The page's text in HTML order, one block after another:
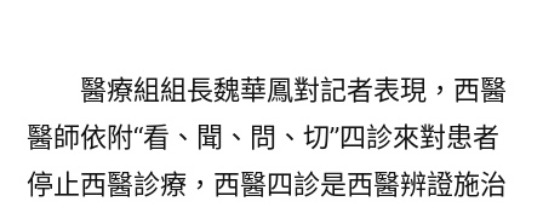
醫療組組長魏華鳳對記者表現，西醫
醫師依附“看、聞、問、切”四診來對患者
停止西醫診療，西醫四診是西醫辨證施治